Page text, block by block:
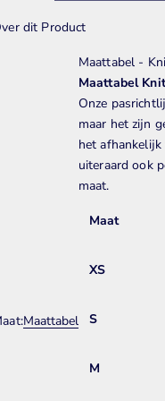
dit Product
Maattabel
Maattabel -
Maattabel
Onze
maar het zijn
het afhankelijk
uiteraard ook
maat.
Maat
XS
S
M